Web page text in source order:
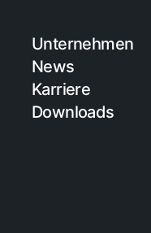
Unternehmen
News
Karriere
Downloads